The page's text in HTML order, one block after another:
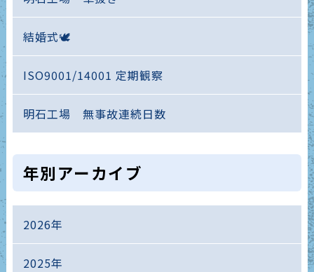
結婚式🕊️
ISO9001/14001 定期観察
明石工場 無事故連続日数
年別アーカイブ
2026年
2025年